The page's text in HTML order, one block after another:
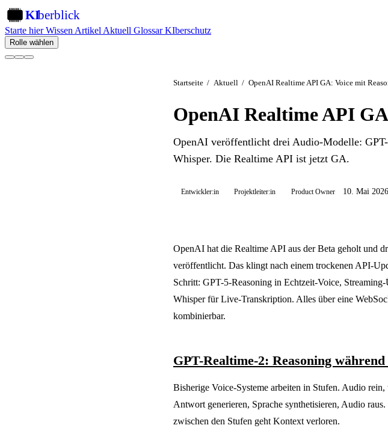
KIberblick
Starte hierWissen Artikel Aktuell GlossarKIberschutz
Rolle wählen
Startseite / Aktuell / OpenAI Realtime API GA: Voice mit
OpenAI Realtime API
OpenAI veröffentlicht drei Audio-Modelle:
Whisper. Die Realtime API ist jetzt GA.
Entwickler:in Projektleiter:in Product Owner 10. Mai 2026
OpenAI hat die Realtime API aus der Beta geholt und
veröffentlicht. Das klingt nach einem trockenen API-
Schritt: GPT-5-Reasoning in Echtzeit-Voice,
Whisper für Live-Transkription. Alles über eine
kombinierbar.
GPT-Realtime-2: Reasoning während
Bisherige Voice-Systeme arbeiten in Stufen. Audio
Antwort generieren, Sprache synthetisieren, Audio
zwischen den Stufen geht Kontext verloren.